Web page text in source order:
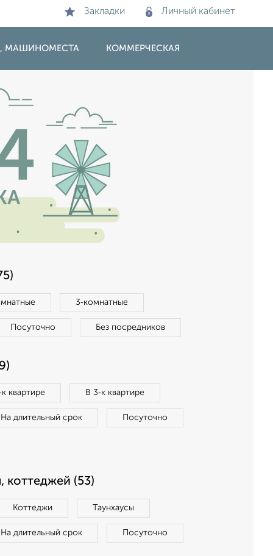
Закладки Личный кабинет
МАШИНОМЕСТА КОММЕРЧЕСКАЯ
3‑комнатные
Посуточно Без посредников
квартире В 3‑к квартире
На длительный срок Посуточно
коттеджей (53)
Коттеджи Таунхаусы
На длительный срок Посуточно